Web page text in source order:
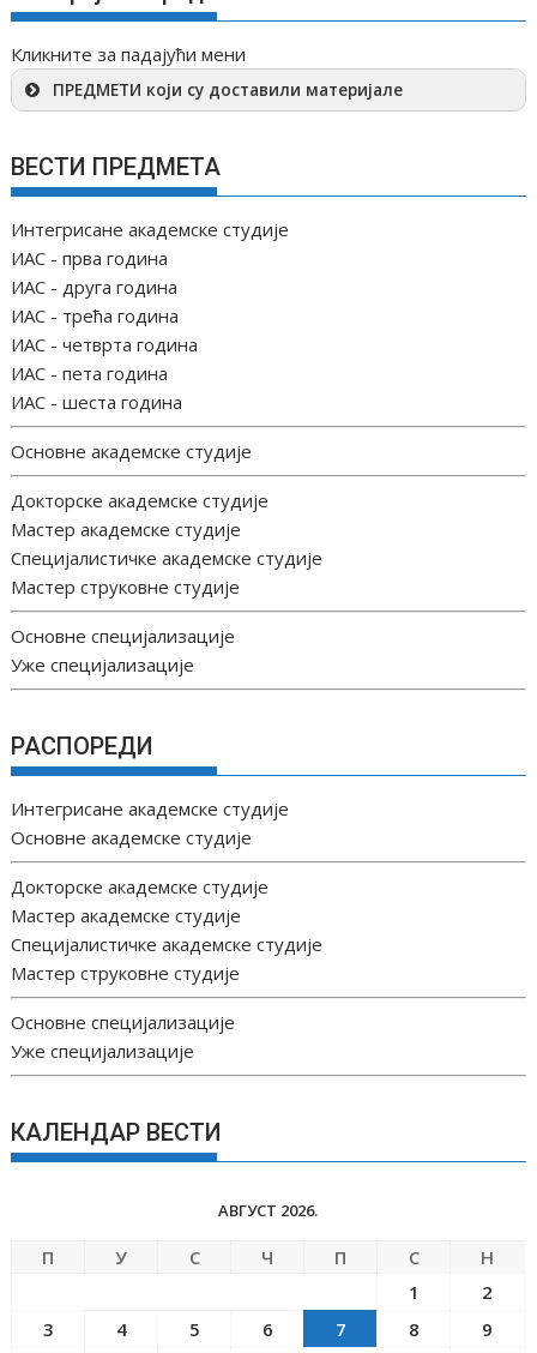
Кликните за падајући мени
ПРЕДМЕТИ који су доставили материјале
ВЕСТИ ПРЕДМЕТА
Интегрисане академске студије
ИАС - прва година
ИАС - друга година
ИАС - трећа година
ИАС - четврта година
ИАС - пета година
ИАС - шеста година
Основне академске студије
Докторске академске студије
Мастер академске студије
Специјалистичке академске студије
Мастер струковне студије
Основне специјализације
Уже специјализације
РАСПОРЕДИ
Интегрисане академске студије
Основне академске студије
Докторске академске студије
Мастер академске студије
Специјалистичке академске студије
Мастер струковне студије
Основне специјализације
Уже специјализације
КАЛЕНДАР ВЕСТИ
АВГУСТ 2026.
П У С Ч П С Н
1
2
3
4 5 6 7 8
9